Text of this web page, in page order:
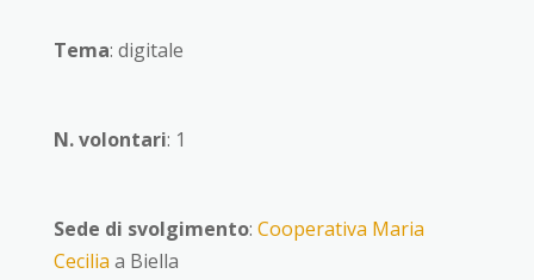
Tema: digitale
N. volontari: 1
Sede di svolgimento: Cooperativa Maria
Cecilia a Biella